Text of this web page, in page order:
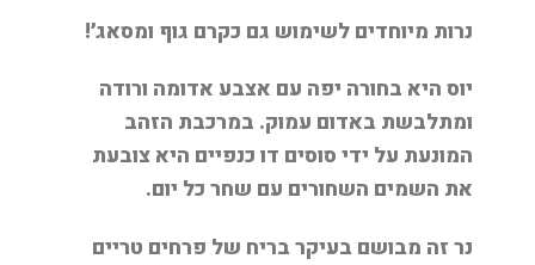
נרות מיוחדים לשימוש גם כקרם גוף ומסאג׳!
יוס היא בחורה יפה עם אצבע אדומה ורודה
ומתלבשת באדום עמוק. במרכבת הזהב
המונעת על ידי סוסים דו כנפיים היא צובעת
את השמים השחורים עם שחר כל יום.
נר זה מבושם בעיקר בריח של פרחים טריים